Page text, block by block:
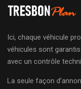
Ici, chaque véhicule
véhicules sont
avec un contrôle
La seule façon